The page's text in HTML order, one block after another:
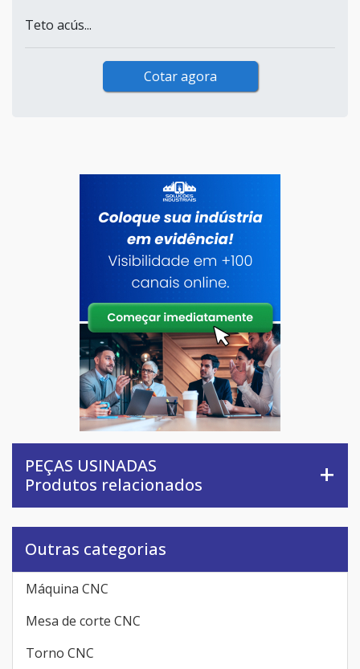
Teto acús...
Cotar agora
PEÇAS USINADAS
Produtos relacionados
Outras categorias
Máquina CNC
Mesa de corte CNC
Torno CNC